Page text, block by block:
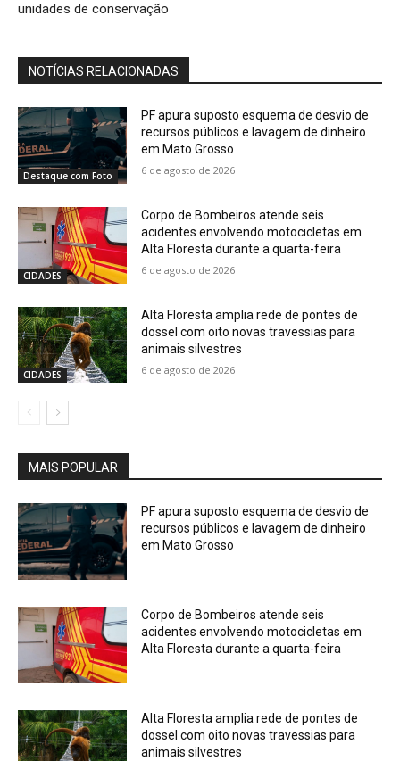
unidades de conservação
NOTÍCIAS RELACIONADAS
Destaque com Foto
PF apura suposto esquema de desvio de
recursos públicos e lavagem de dinheiro
em Mato Grosso
6 de agosto de 2026
CIDADES
Corpo de Bombeiros atende seis
acidentes envolvendo motocicletas em
Alta Floresta durante a quarta-feira
6 de agosto de 2026
CIDADES
Alta Floresta amplia rede de pontes de
dossel com oito novas travessias para
animais silvestres
6 de agosto de 2026
MAIS POPULAR
PF apura suposto esquema de desvio de
recursos públicos e lavagem de dinheiro
em Mato Grosso
Corpo de Bombeiros atende seis
acidentes envolvendo motocicletas em
Alta Floresta durante a quarta-feira
Alta Floresta amplia rede de pontes de
dossel com oito novas travessias para
animais silvestres